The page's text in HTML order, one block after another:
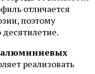
отличается
поэтому
алюминиевых
реализовать